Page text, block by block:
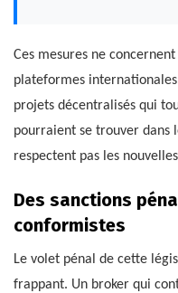
Ces mesures ne
plateformes
projets décentralisés qui
pourraient se trouver dans
respectent pas les
Des sanctions
conformistes
Le volet pénal de cette
frappant. Un broker qui